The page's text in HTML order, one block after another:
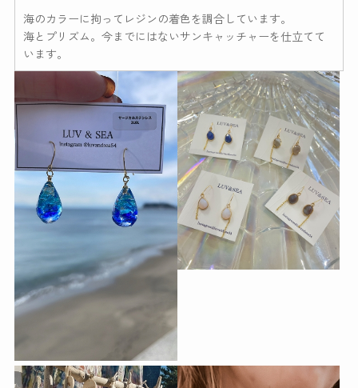
海のカラーに拘ってレジンの着色を調合しています。
海とプリズム。今までにはないサンキャッチャーを仕立てて
います。